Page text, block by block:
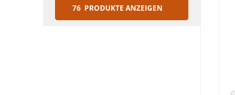
76 PRODUKTE ANZEIGEN